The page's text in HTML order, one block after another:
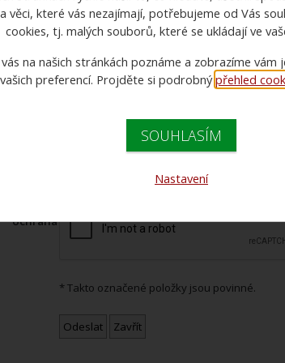
* Jméno:
adresáta
ochrana
* Takto označené položky jsou povinné.
věci, které vás nezajímají, potřebujeme od Vás
cookies, tj. malých souborů, které se ukládají ve
na našich stránkách poznáme a zobrazíme vám
preferencí. Projděte si podrobnýpřehled
SOUHLASÍM
Nastavení